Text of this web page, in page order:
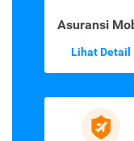
Asuransi
Lihat Detail